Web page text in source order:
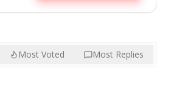
Most Voted Most Replies